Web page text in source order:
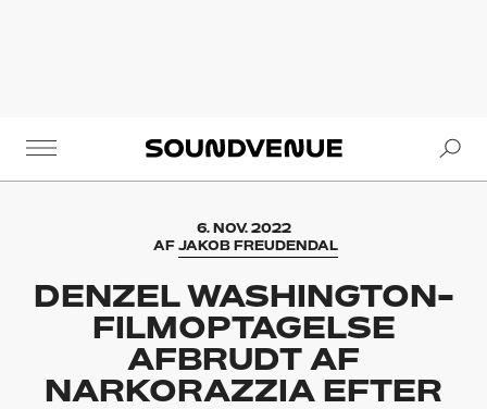
Soundvenue
6. NOV. 2022
AFJAKOB FREUDENDAL
DENZEL WASHINGTON-
FILMOPTAGELSE
AFBRUDT AF
NARKORAZZIA EFTER